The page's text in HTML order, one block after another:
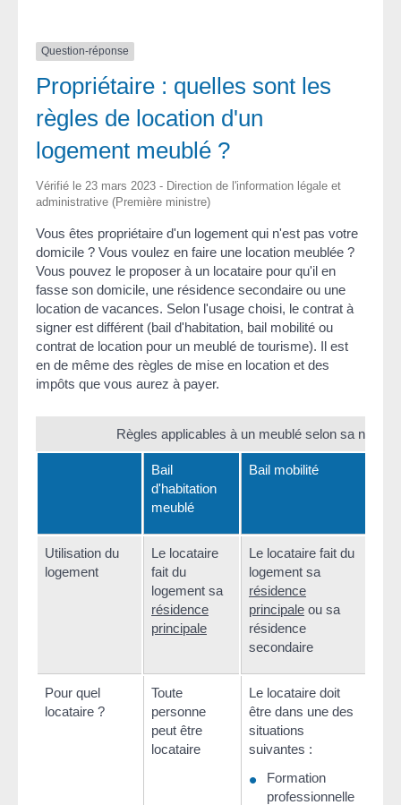
Question-réponse
Propriétaire : quelles sont les
règles de location d'un
logement meublé ?
Vérifié le 23 mars 2023 - Direction de l'information légale et
administrative (Première ministre)
Vous êtes propriétaire d'un logement qui n'est pas votre
domicile ? Vous voulez en faire une location meublée ?
Vous pouvez le proposer à un locataire pour qu'il en
fasse son domicile, une résidence secondaire ou une
location de vacances. Selon l'usage choisi, le contrat à
signer est différent (bail d'habitation, bail mobilité ou
contrat de location pour un meublé de tourisme). Il est
en de même des règles de mise en location et des
impôts que vous aurez à payer.
Règles applicables à un meublé selon sa nature
Bail
d'habitation
meublé
Bail mobilité
Utilisation du
logement
Le locataire
fait du
logement sa
résidence
principale
Le locataire fait du
logement sa
résidence
principale ou sa
résidence
secondaire
Pour quel
locataire ?
Toute
personne
peut être
locataire
Le locataire doit
être dans une des
situations
suivantes :
Formation
professionnelle